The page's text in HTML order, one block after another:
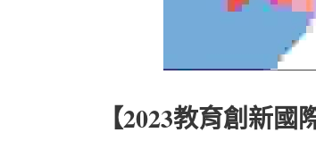
【2023教育創新